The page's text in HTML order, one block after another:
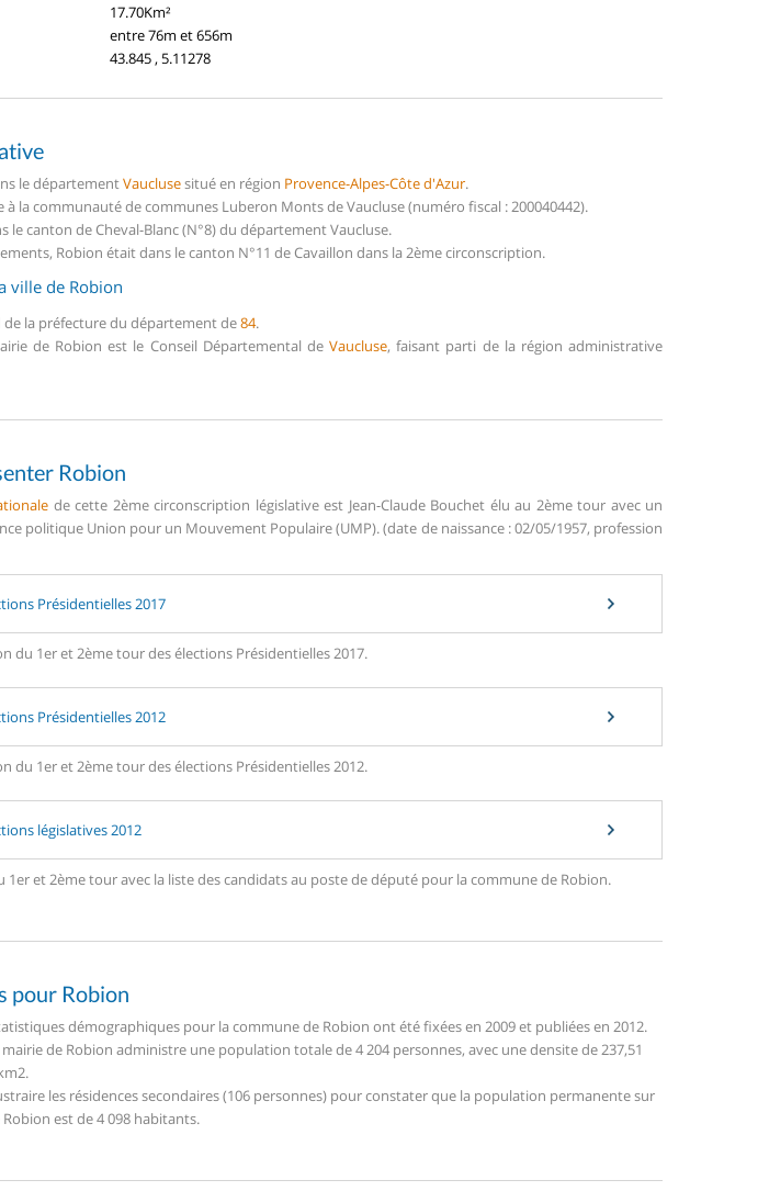
17.70Km²
entre 76m et 656m
43.845 , 5.11278
le départementVauclusesitué en région Provence-Alpes-Côte d'Azur.
à la communauté de communes Luberon Monts de Vaucluse (numéro fiscal : 200040442).
le canton de Cheval-Blanc (N°8) du département Vaucluse.
Robion était dans le canton N°11 de Cavaillon dans la 2ème circonscription.
ville de Robion
la préfecture du département de84.
de Robion est le Conseil Départemental deVaucluse, faisant parti de la région administrative
Robion
de cette 2ème circonscription législative est Jean-Claude Bouchet élu au 2ème tour avec un
politique Union pour un Mouvement Populaire (UMP). (date de naissance : 02/05/1957, profession
Présidentielles 2017
du 1er et 2ème tour des élections Présidentielles 2017.
Présidentielles 2012
du 1er et 2ème tour des élections Présidentielles 2012.
législatives 2012
1er et 2ème tour avec la liste des candidats au poste de député pour la commune de Robion.
pour Robion
démographiques pour la commune de Robion ont été fixées en 2009 et publiées en 2012.
de Robion administre une population totale de 4 204 personnes, avec une densite de 237,51
les résidences secondaires (106 personnes) pour constater que la population permanente sur
est de 4 098 habitants.